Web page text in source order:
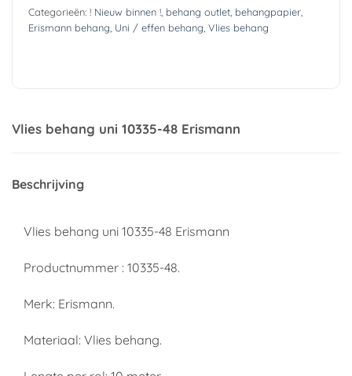
Categorieën: ! Nieuw binnen !, behang outlet, behangpapier,
Erismann behang Uni / effen behang Vlies behang
Vlies behang uni 10335-48 Erismann
Beschrijving
Vlies behang uni 10335-48 Erismann
Productnummer : 10335-48.
Merk: Erismann.
Materiaal: Vlies behang.